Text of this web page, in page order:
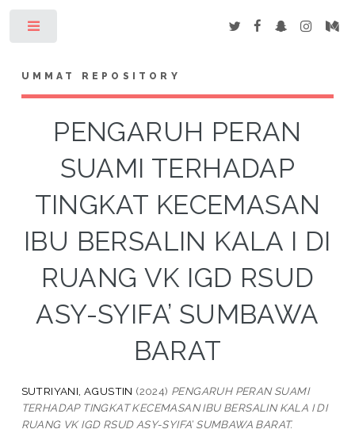
UMMAT REPOSITORY
PENGARUH PERAN
SUAMI TERHADAP
TINGKAT KECEMASAN
IBU BERSALIN KALA I DI
RUANG VK IGD RSUD
ASY-SYIFA’ SUMBAWA
BARAT
SUTRIYANI, AGUSTIN (2024) PENGARUH PERAN SUAMI
TERHADAP TINGKAT KECEMASAN IBU BERSALIN KALA I DI
RUANG VK IGD RSUD ASY-SYIFA’ SUMBAWA BARAT.